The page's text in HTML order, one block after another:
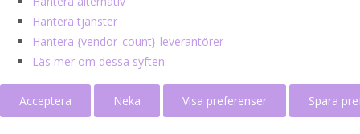
Hantera tjänster
Hantera {vendor_count}-leverantörer
Läs mer om dessa syften
Acceptera Neka Visa preferenser Spara